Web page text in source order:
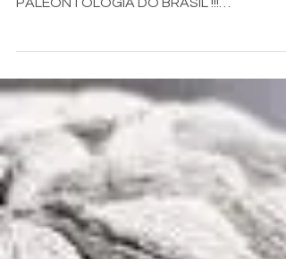
CENTÉSIMO SEXAGÉSIMO ARTIGO NO
PALEONTOLOGIA DO BRASIL !!!